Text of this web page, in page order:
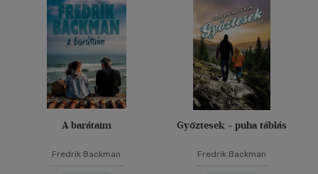
A barátaim
Fredrik Backman
Győztesek - puha táblás
Fredrik Backman